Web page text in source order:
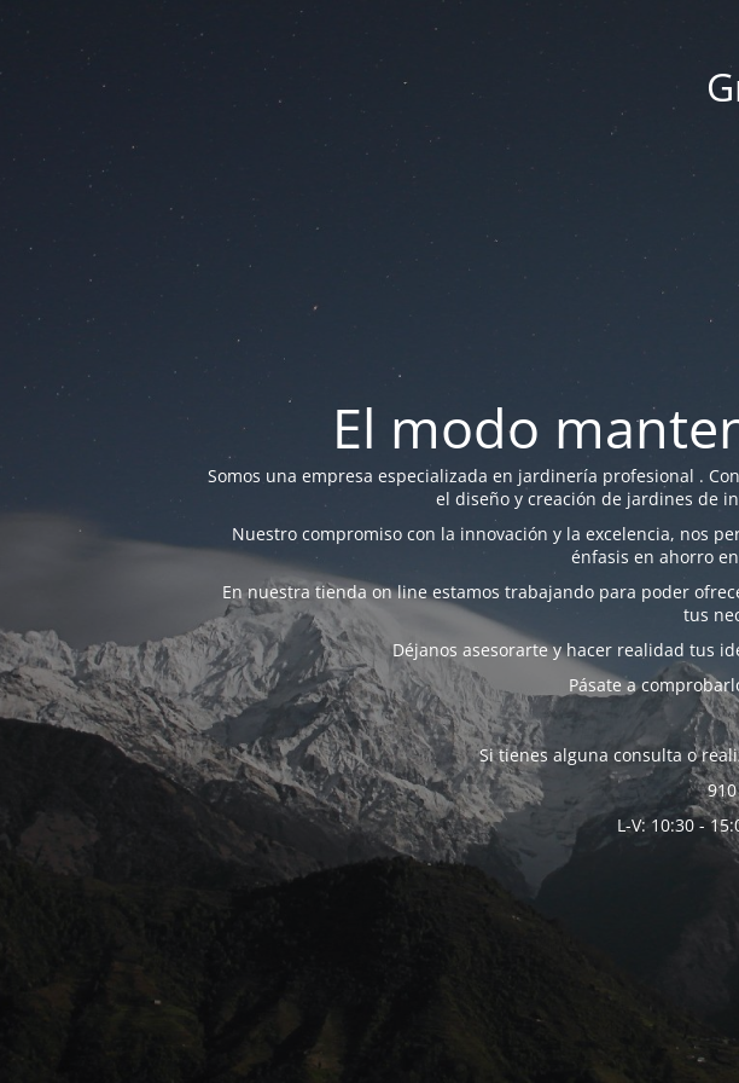
El modo
Somos una empresa especializada en jardinería profesional .
el diseño y creación de jardines de
Nuestro compromiso con la innovación y la excelencia, nos
énfasis en ahorro
En nuestra tienda on line estamos trabajando para poder
tus
Déjanos asesorarte y hacer realidad tus
Pásate a
Si tienes alguna consulta o
L-V: 10:30 -